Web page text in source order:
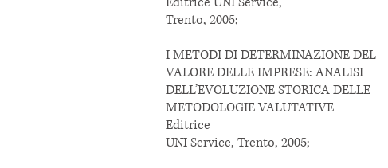
Trento, 2005;
I METODI DI DETERMINAZIONE DEL
VALORE DELLE IMPRESE: ANALISI
DELL’EVOLUZIONE STORICA DELLE
METODOLOGIE VALUTATIVE
Editrice
UNI Service, Trento, 2005;